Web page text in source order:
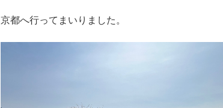
京都へ行ってまいりました。